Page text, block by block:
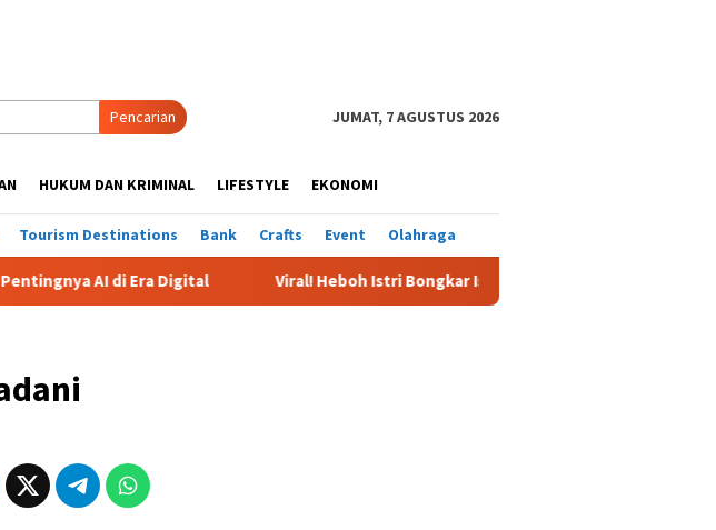
Pencarian JUMAT, 7 AGUSTUS 2026
HUKUM DAN KRIMINAL LIFESTYLE EKONOMI
Tourism Destinations Bank Crafts Event Olahraga
Digital Viral! Heboh Istri Bongkar Isi Chat Ustadz dan Santriwati yang Bikin Ngeri